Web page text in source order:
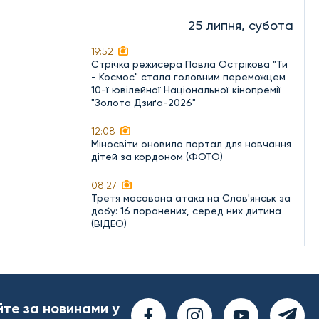
25 липня, субота
19:52
Стрічка режисера Павла Острікова "Ти
- Космос" стала головним переможцем
10-ї ювілейної Національної кінопремії
"Золота Дзиґа-2026"
12:08
Міносвіти оновило портал для навчання
дітей за кордоном (ФОТО)
08:27
Третя масована атака на Слов'янськ за
добу: 16 поранених, серед них дитина
(ВІДЕО)
за новинами у